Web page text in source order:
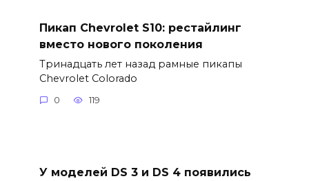
Пикап Chevrolet S10: рестайлинг
вместо нового поколения
Тринадцать лет назад рамные пикапы
Chevrolet Colorado
0 119
У моделей DS 3 и DS 4 появились